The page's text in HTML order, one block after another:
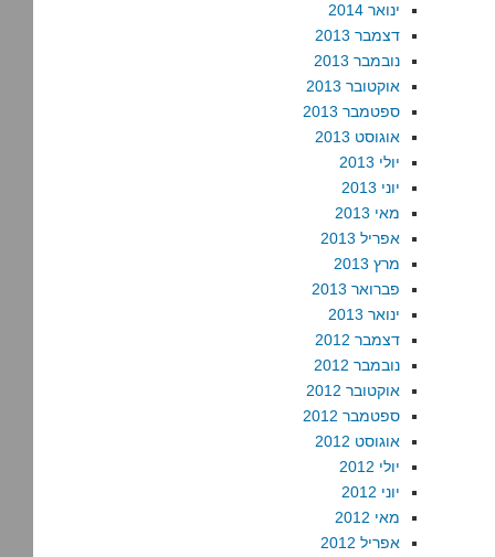
ינואר 2014
דצמבר 2013
נובמבר 2013
אוקטובר 2013
ספטמבר 2013
אוגוסט 2013
יולי 2013
יוני 2013
מאי 2013
אפריל 2013
מרץ 2013
פברואר 2013
ינואר 2013
דצמבר 2012
נובמבר 2012
אוקטובר 2012
ספטמבר 2012
אוגוסט 2012
יולי 2012
יוני 2012
מאי 2012
אפריל 2012